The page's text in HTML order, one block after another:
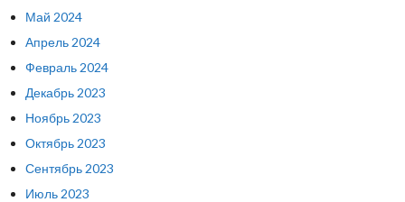
Май 2024
Апрель 2024
Февраль 2024
Декабрь 2023
Ноябрь 2023
Октябрь 2023
Сентябрь 2023
Июль 2023